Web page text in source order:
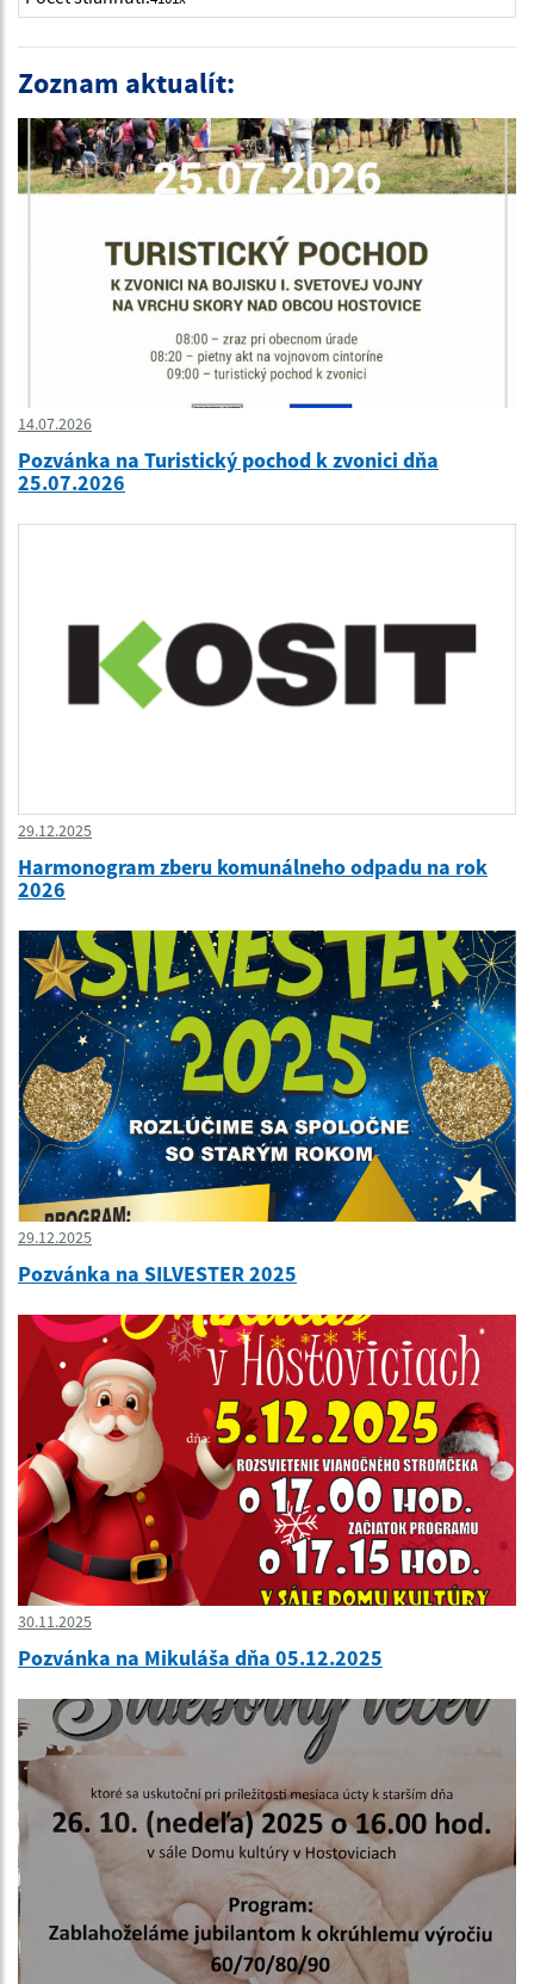
Zoznam aktualít:
14.07.2026
Pozvánka na Turistický pochod k zvonici dňa
25.07.2026
29.12.2025
Harmonogram zberu komunálneho odpadu na rok
2026
29.12.2025
Pozvánka na SILVESTER 2025
30.11.2025
Pozvánka na Mikuláša dňa 05.12.2025